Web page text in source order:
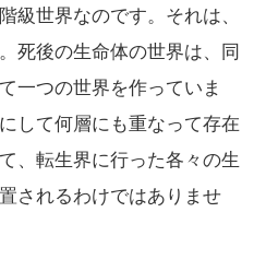
級世界なのです。それは、
死後の生命体の世界は、同
一つの世界を作っていま
して何層にも重なって存在
、転生界に行った各々の生
されるわけではありませ